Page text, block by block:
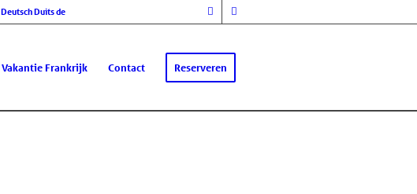
DeutschDuitsde
Vakantie Frankrijk Contact Reserveren